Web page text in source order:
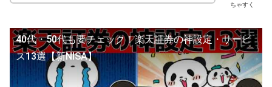
ちゃすく
40代・50代も要チェック！楽天証券の神設定・サービ
ス13選【新NISA】